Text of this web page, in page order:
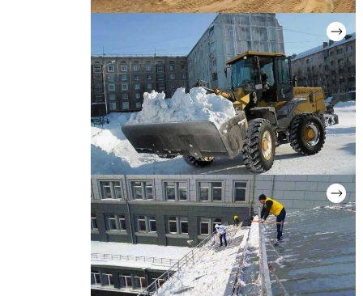
ВЫВОЗ ГРУНТА
Цена: от 2 500 руб.
УБОРКА И ВЫВОЗ СНЕГА
Цена: от 1 900 руб.